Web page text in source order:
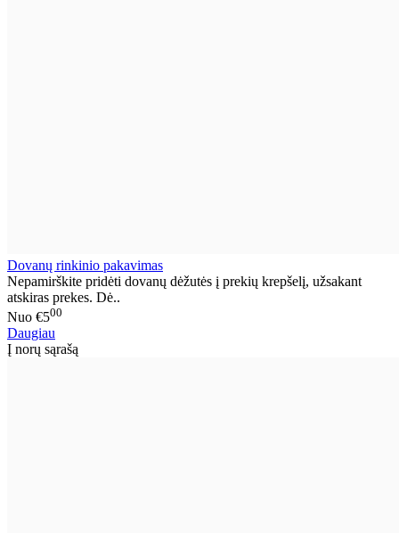
Dovanų rinkinio pakavimas
Nepamirškite pridėti dovanų dėžutės į prekių krepšelį, užsakant
atskiras prekes. Dė..
Nuo €500
Daugiau
Į norų sąrašą